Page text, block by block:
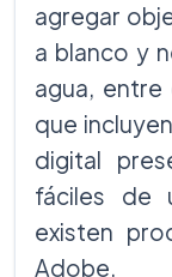
agregar
a blanco y
agua,
que
digital
fáciles de
existen
Adobe.